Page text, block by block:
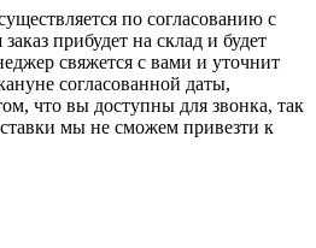
по согласованию с
прибудет на склад и будет
свяжется с вами и уточнит
согласованной даты,
что вы доступны для звонка, так
мы не сможем привезти к